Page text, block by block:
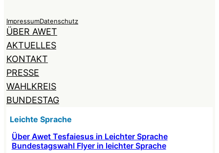
ImpressumDatenschutz
ÜBER AWET
AKTUELLES
KONTAKT
PRESSE
WAHLKREIS
BUNDESTAG
Leichte Sprache
Über Awet Tesfaiesus in Leichter Sprache
Bundestagswahl Flyer in leichter Sprache